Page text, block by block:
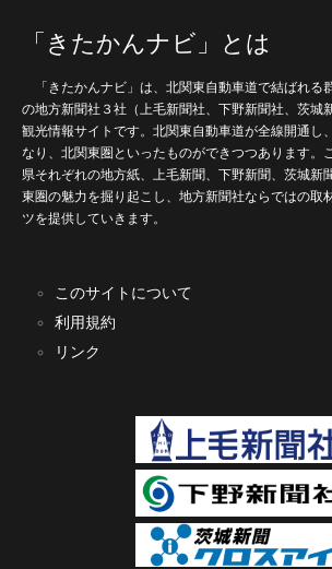
「きたかんナビ」とは
「きたかんナビ」は、北関東自動車道で結ばれる
の地方新聞社３社（上毛新聞社、下野新聞社、茨城
観光情報サイトです。北関東自動車道が全線開通し
なり、北関東圏といったものができつつあります。
県それぞれの地方紙、上毛新聞、下野新聞、茨城新
東圏の魅力を掘り起こし、地方新聞社ならではの取
ツを提供していきます。
このサイトについて
利用規約
リンク